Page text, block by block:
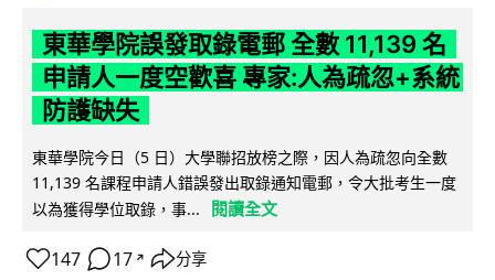
東華學院誤發取錄電郵 全數 11,139 名
申請人一度空歡喜 專家:人為疏忽+系統
防護缺失
東華學院今日（5 日）大學聯招放榜之際，因人為疏忽向全數
11,139 名課程申請人錯誤發出取錄通知電郵，令大批考生一度
以為獲得學位取錄，事...
閱讀全文
147 17 ↗ 分享